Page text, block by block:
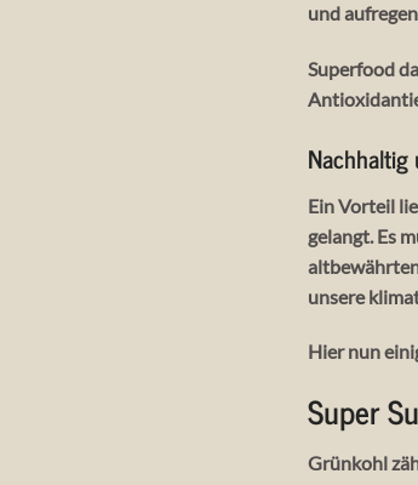
und
Superfood
Nachhaltig
Ein Vorteil
gelangt. Es
unsere
Hier nun
Super
Grünkohl